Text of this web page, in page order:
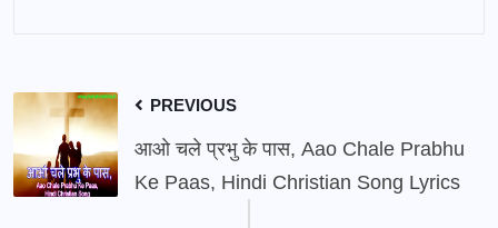
PREVIOUS
आओ चले प्रभु के पास, Aao Chale Prabhu
Ke Paas, Hindi Christian Song Lyrics